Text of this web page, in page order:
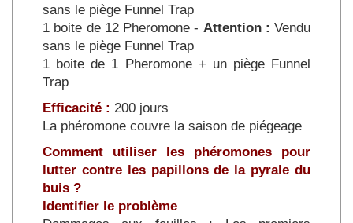
sans le piège Funnel Trap
1 boite de 12 Pheromone - Attention : Vendu
sans le piège Funnel Trap
1 boite de 1 Pheromone + un piège Funnel
Trap
Efficacité : 200 jours
La phéromone couvre la saison de piégeage
Comment utiliser les phéromones pour
lutter contre les papillons de la pyrale du
buis ?
Identifier le problème